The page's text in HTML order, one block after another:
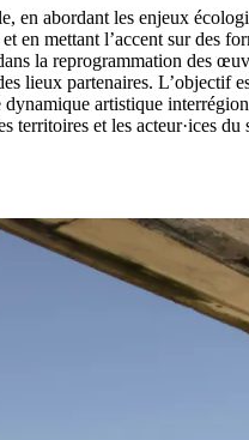
en abordant les enjeux
en mettant l’accent sur des
la reprogrammation des
lieux partenaires. L’objectif
artistique
territoires et les acteur·ices